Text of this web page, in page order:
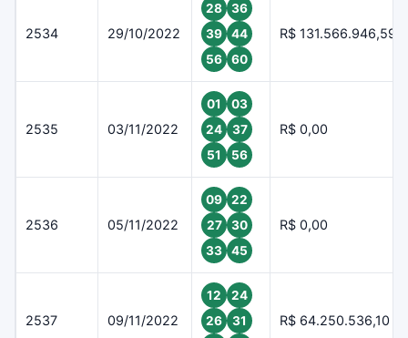
2534 29/10/2022
28
36
39
44
56
60
R$ 131.566.946,59
2535 03/11/2022
01
03
24
37
51
56
R$ 0,00
2536 05/11/2022
09
22
27
30
33
45
R$ 0,00
2537 09/11/2022
12
24
26
31
R$ 64.250.536,10